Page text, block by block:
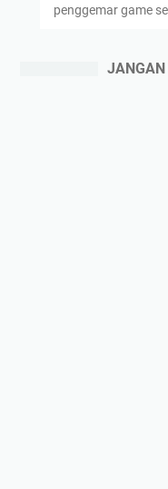
penggemar game
JANGAN